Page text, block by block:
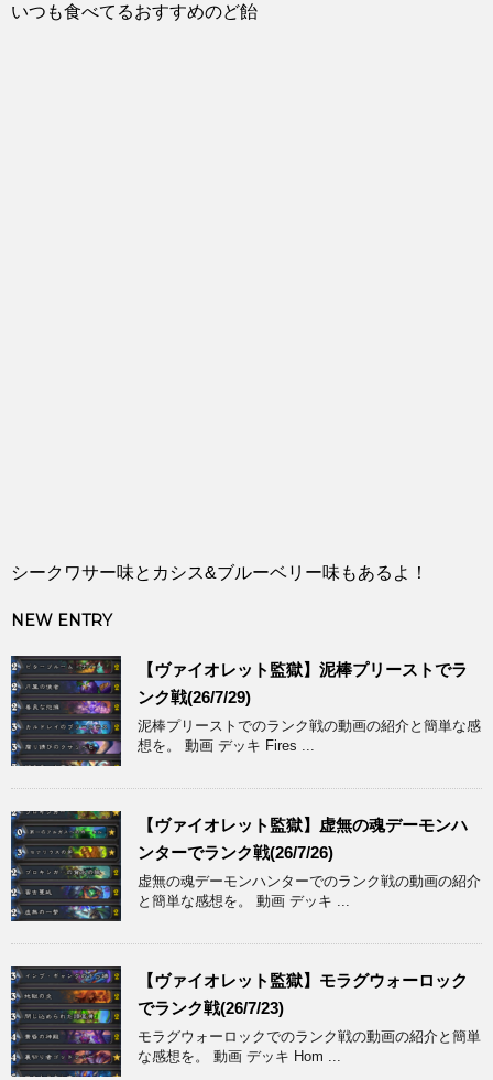
いつも食べてるおすすめのど飴
シークワサー味とカシス&ブルーベリー味もあるよ！
NEW ENTRY
【ヴァイオレット監獄】泥棒プリーストでラ
ンク戦(26/7/29)
泥棒プリーストでのランク戦の動画の紹介と簡単な感
想を。 動画 デッキ Fires ...
【ヴァイオレット監獄】虚無の魂デーモンハ
ンターでランク戦(26/7/26)
虚無の魂デーモンハンターでのランク戦の動画の紹介
と簡単な感想を。 動画 デッキ ...
【ヴァイオレット監獄】モラグウォーロック
でランク戦(26/7/23)
モラグウォーロックでのランク戦の動画の紹介と簡単
な感想を。 動画 デッキ Hom ...